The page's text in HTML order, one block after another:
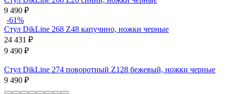
9 490 ₽
-61%
Стул DikLine 268 Z48 капучино, ножки черные
24 431 ₽
9 490 ₽
Стул DikLine 274 поворотный Z128 бежевый, ножки черные
9 490 ₽